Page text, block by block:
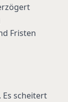
Fristen
scheitert